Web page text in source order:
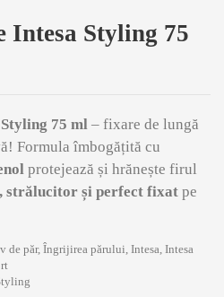
Styling 75
75 ml – fixare de lungă
Formula îmbogățită cu
protejează și hrănește firul
strălucitor și perfect fixat pe
de păr, Îngrijirea p ărului, Intesa, Intesa